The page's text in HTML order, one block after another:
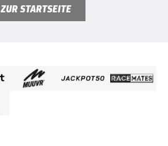
ZUR STARTSEITE